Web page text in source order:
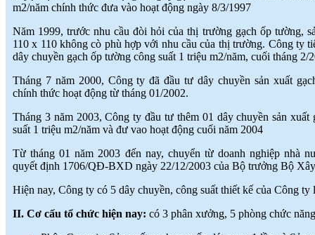
♦ Dòng sản phẩm gạch ốp lát ứng dụng
công nghệ Nano thường có độ bóng
cao
2017-09-06 )
♦ Ứng dụng công nghệ nano trong sản
xuất gạch men
m2/năm chính thức đưa vào hoạt động ngày 8/3/1997
Năm 1999, trước nhu cầu đòi hỏi của thị trường gạch ốp tường,
110 x 110 không cò phù hợp với nhu cầu của thị trường. Công ty
dây chuyền gạch ốp tường công suất 1 triệu m2/năm, cuối tháng 2/
Tháng 7 năm 2000, Công ty đã đầu tư dây chuyền sản xuất
chính thức hoạt động từ tháng 01/2002.
Tháng 3 năm 2003, Công ty đầu tư thêm 01 dây chuyền sản
suất 1 triệu m2/năm và đư vao hoạt động cuối năm 2004
Từ tháng 01 năm 2003 đến nay, chuyển từ doanh nghiệp nhà
quyết định 1706/QĐ-BXD ngày 22/12/2003 của Bộ trưởng Bộ
Hiện nay, Công ty có 5 dây chuyền, công suất thiết kế của Công ty
II. Cơ cấu tổ chức hiện nay: có 3 phân xưởng, 5 phòng chức năng